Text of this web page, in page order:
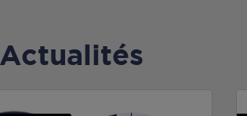
Actualités